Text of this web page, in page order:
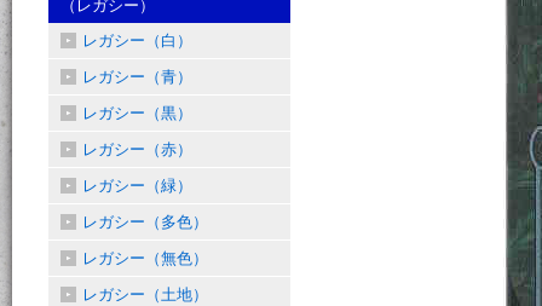
（レガシー）
レガシー（白）
レガシー（青）
レガシー（黒）
レガシー（赤）
レガシー（緑）
レガシー（多色）
レガシー（無色）
レガシー（土地）